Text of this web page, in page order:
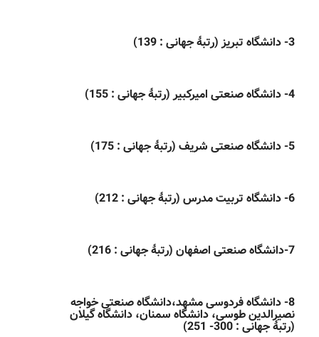
3- دانشگاه تبریز (رتبۀ جهانی : 139)
4- دانشگاه صنعتی امیرکبیر (رتبۀ جهانی : 155)
5- دانشگاه صنعتی شریف (رتبۀ جهانی : 175)
6- دانشگاه تربیت مدرس (رتبۀ جهانی : 212)
7-دانشگاه صنعتی اصفهان (رتبۀ جهانی : 216)
8- دانشگاه فردوسی مشهد،دانشگاه صنعتی خواجه
نصیرالدین طوسی، دانشگاه سمنان، دانشگاه گیلان
(رتبۀ جهانی : 300- 251)